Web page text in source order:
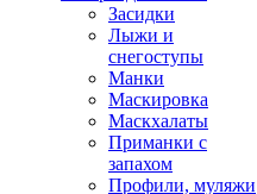
Засидки
Лыжи и
снегоступы
Манки
Маскировка
Маскхалаты
Приманки с
запахом
Профили, муляжи